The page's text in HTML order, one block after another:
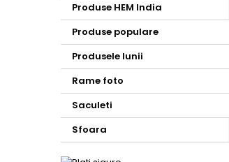
Produse HEM India
Produse populare
Produsele lunii
Rame foto
Saculeti
Sfoara